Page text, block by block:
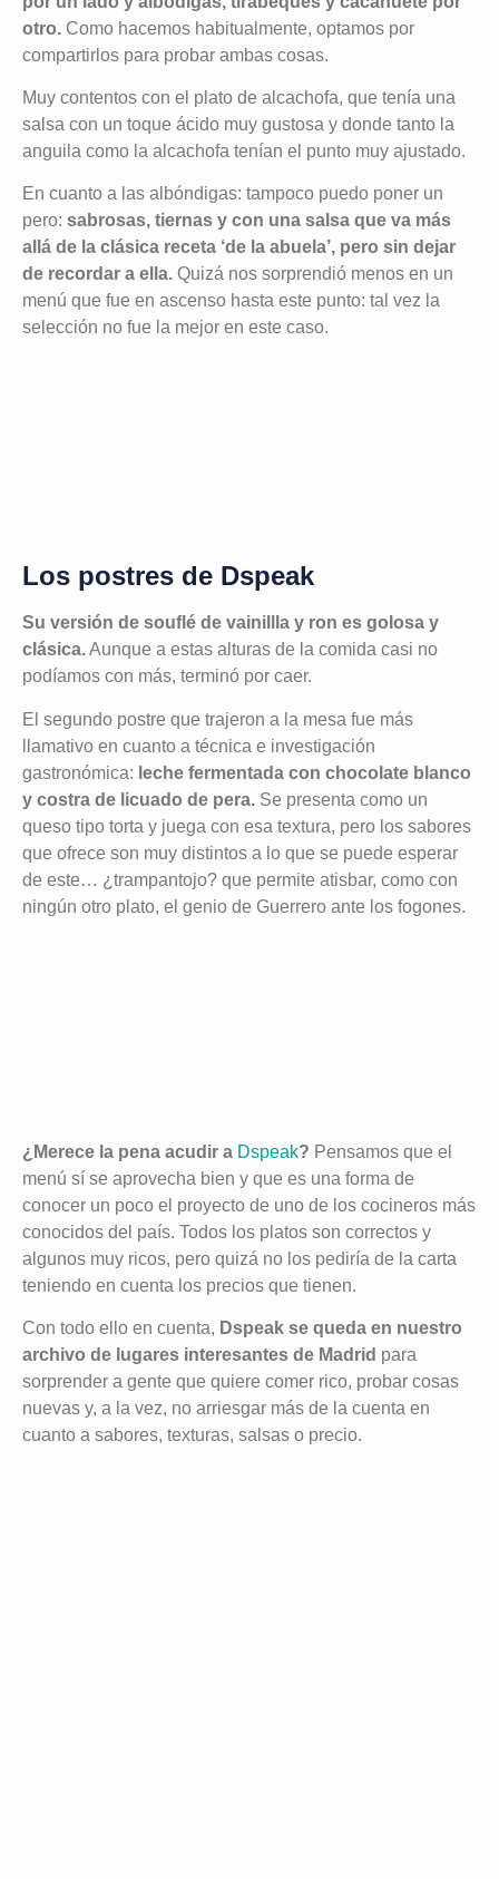
otro. Como hacemos habitualmente, optamos por
compartirlos para probar ambas cosas.
Muy contentos con el plato de alcachofa, que tenía una
salsa con un toque ácido muy gustosa y donde tanto la
anguila como la alcachofa tenían el punto muy ajustado.
En cuanto a las albóndigas: tampoco puedo poner un
pero: sabrosas, tiernas y con una salsa que va más
allá de la clásica receta ‘de la abuela’, pero sin dejar
de recordar a ella. Quizá nos sorprendió menos en un
menú que fue en ascenso hasta este punto: tal vez la
selección no fue la mejor en este caso.
Los postres de Dspeak
Su versión de souflé de vainillla y ron es golosa y
clásica.Aunque a estas alturas de la comida casi no
podíamos con más, terminó por caer.
El segundo postre que trajeron a la mesa fue más
llamativo en cuanto a técnica e investigación
gastronómica: leche fermentada con chocolate blanco
y costra de licuado de pera. Se presenta como un
queso tipo torta y juega con esa textura, pero los sabores
que ofrece son muy distintos a lo que se puede esperar
de este… ¿trampantojo? que permite atisbar, como con
ningún otro plato, el genio de Guerrero ante los fogones.
¿Merece la pena acudir a Dspeak? Pensamos que el
menú sí se aprovecha bien y que es una forma de
conocer un poco el proyecto de uno de los cocineros más
conocidos del país. Todos los platos son correctos y
algunos muy ricos, pero quizá no los pediría de la carta
teniendo en cuenta los precios que tienen.
Con todo ello en cuenta, Dspeak se queda en nuestro
archivo de lugares interesantes de Madrid para
sorprender a gente que quiere comer rico, probar cosas
nuevas y, a la vez, no arriesgar más de la cuenta en
cuanto a sabores, texturas, salsas o precio.